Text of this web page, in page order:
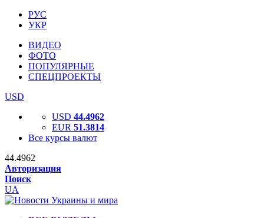
РУС
УКР
ВИДЕО
ФОТО
ПОПУЛЯРНЫЕ
СПЕЦПРОЕКТЫ
USD
USD 44.4962
EUR 51.3814
Все курсы валют
44.4962
Авторизация
Поиск
UA